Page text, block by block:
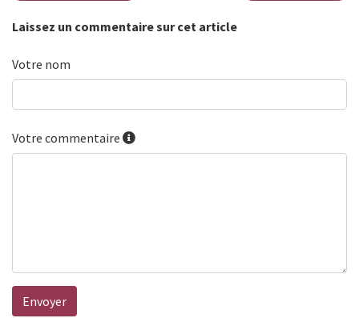
Laissez un commentaire sur cet article
Votre nom
Votre commentaire
Envoyer